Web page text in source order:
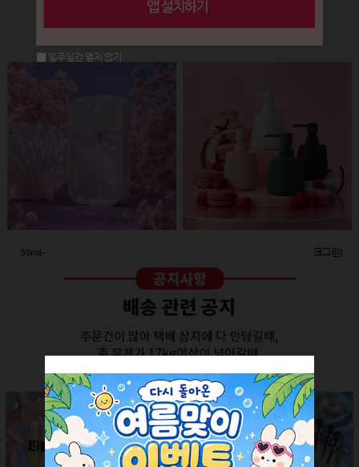
50ml-애플 스프레이(투명/화이트캡)
회원공개
260ml-고급세라믹 펌프용기(다크그린)
회원공개
더보기 +
일주일간 열지 않기